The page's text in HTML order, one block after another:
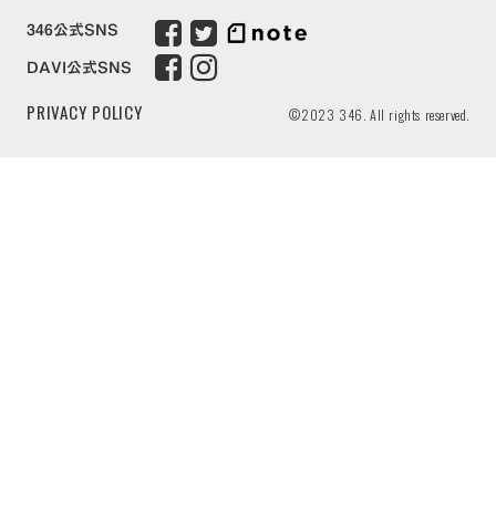
346公式SNS
DAVI公式SNS
PRIVACY POLICY ©2023 346. All rights reserved.